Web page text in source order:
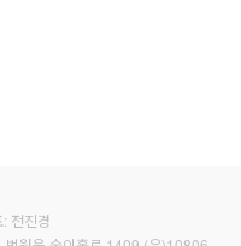
전진경